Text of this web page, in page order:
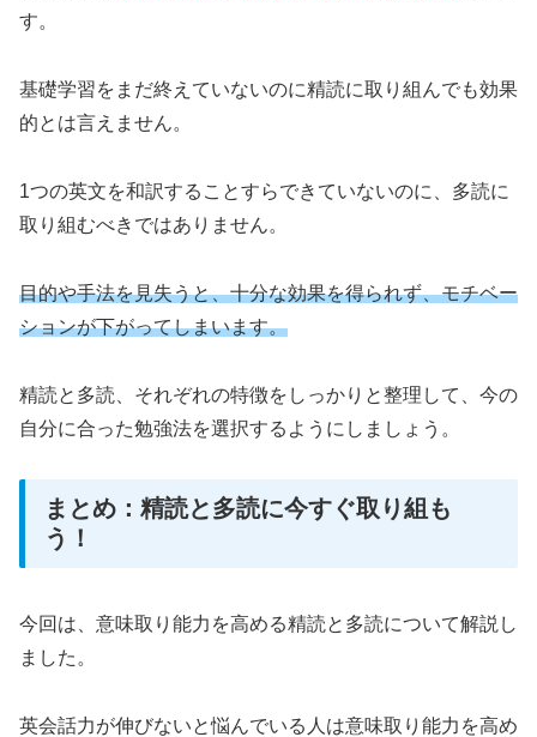
す。
基礎学習をまだ終えていないのに精読に取り組んでも効果
的とは言えません。
1つの英文を和訳することすらできていないのに、多読に
取り組むべきではありません。
目的や手法を見失うと、十分な効果を得られず、モチベー
ションが下がってしまいます。
精読と多読、それぞれの特徴をしっかりと整理して、今の
自分に合った勉強法を選択するようにしましょう。
まとめ：精読と多読に今すぐ取り組も
う！
今回は、意味取り能力を高める精読と多読について解説し
ました。
英会話力が伸びないと悩んでいる人は意味取り能力を高め